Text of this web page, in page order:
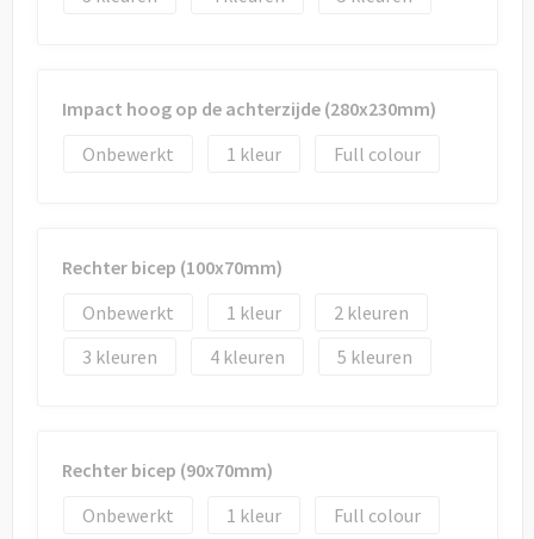
Impact hoog op de achterzijde (280x230mm)
Onbewerkt
1 Full colour
Rechter bicep (100x70mm)
Onbewerkt
1
2
3
4 5
Rechter bicep (90x70mm)
Onbewerkt
1 Full colour